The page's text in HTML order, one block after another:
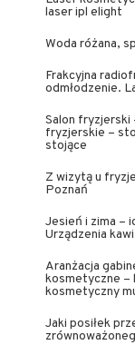
laser ipl elight
Woda różana,
Frakcyjna
odmłodzenie.
Salon fryzjerski
fryzjerskie –
stojące
Z wizytą u
Poznań
Jesień i zima –
Urządzenia
Aranżacja
kosmetyczne –
kosmetyczny
Jaki posiłek